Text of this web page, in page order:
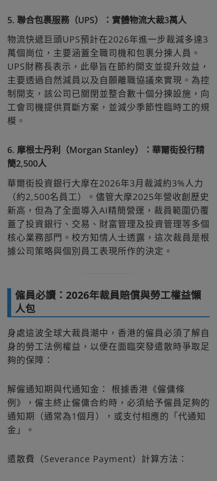
5. 聯合包裹服務（UPS）：實體物流大裁3萬人
物流快遞巨頭UPS預計在2026年進一步裁減多達3
萬個崗位，主要涵蓋全職司機和包裹分揀人員。
UPS財務長表示，此舉旨在節約開支並提升效益，
主要透過自然減員以及自願離職協議來實現。為控
制開支，該公司已關閉並整合數十個分揀設施，向
工會司機提供買斷方案，並減少季節性臨時工的規
模。
6. 摩根士丹利（Morgan Stanley）：華爾街投行精
簡2,500人
華爾街投資銀行大摩在2026年3月裁減約3%人力
（約2,500名員工）。儘管大摩2025年營收創歷史
新高，但為了全面導入AI精簡營運，裁員範圍仍覆
蓋了投資銀行、交易、財富管理及投資管理等多個
核心業務部門。校方知情人士透露，這次裁員是根
據公司策略與個別員工表現所作的決定。
僱員必讀：2026年裁員賠償與勞工權益懶
人包
身處這波全球大裁員潮中，香港的僱員必須了解自
身的勞工法例權益，以便在面臨突發遣散時爭取足
夠的保障：
解僱通知期與代通知金： 根據香港《僱傭條
例》，僱主終止僱傭合約時，必須給予僱員足夠的
通知期（通常為1個月），或支付相應的「代通知
金」。
遣散費（Severance Payment）計算方法：